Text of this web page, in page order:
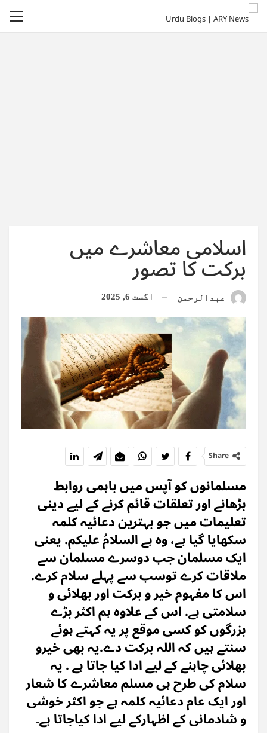
اسلامی معاشرے میں
برکت کا تصور
عبدالرحمن اگست 6, 2025
Share
مسلمانوں کو آپس میں باہمی روابط
بڑھانے اور تعلقات قائم کرنے کے لیے دینی
تعلیمات میں جو بہترین دعائیہ کلمہ
سکھایا گیا ہے، وہ ہے السلامُ علیکم. یعنی
ایک مسلمان جب دوسرے مسلمان سے
ملاقات کرے توسب سے پہلے سلام کرے.
اس کا مفہوم خیر و برکت اور بھلائی و
سلامتی ہے. اس کے علاوہ ہم اکثر بڑے
بزرگوں کو کسی موقع پر یہ کہتے ہوئے
سنتے ہیں کہ اللہ برکت دے.یہ بھی خیرو
بھلائی چاہنے کے لیے ادا کیا جاتا ہے . یہ
سلام کی طرح ہی مسلم معاشرے کا شعار
اور ایک عام دعائیہ کلمہ ہے جو اکثر خوشی
و شادمانی کے اظہارکے لیے ادا کیاجاتا ہے۔